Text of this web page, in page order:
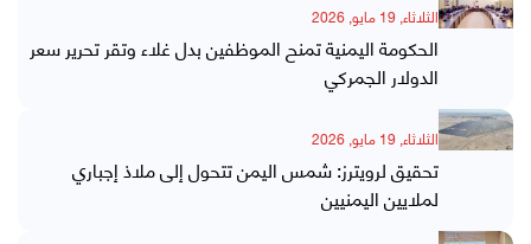
الثلاثاء, 19 مايو, 2026
الحكومة اليمنية تمنح الموظفين بدل غلاء وتقر تحرير سعر
الدولار الجمركي
الثلاثاء, 19 مايو, 2026
تحقيق لرويترز: شمس اليمن تتحول إلى ملاذ إجباري
لملايين اليمنيين